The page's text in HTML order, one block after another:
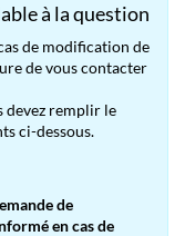
à la question
de modification de
de vous contacter
devez remplir le
ci-dessous.
de
en cas de